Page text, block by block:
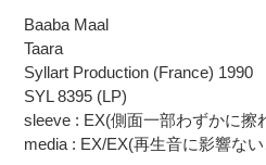
カ
ー
ト
に
品
を
Baaba Maal
Taara
Syllart Production (France) 1990
SYL 8395 (LP)
sleeve : EX(側面一部わずかに擦
media : EX/EX(再生音に影響な